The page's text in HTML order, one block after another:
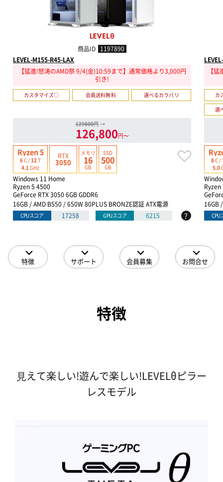
商品ID 1197890
LEVEL-M155-R45-LAX
【猛進!怒涛のAMD祭 9/4(金)10:59まで】通常価格より3,000円
引き!
カスタマイズ○ 会員送料無料 選べるカラバリ
129800円 →
126,800円〜
Ryzen 5
6C /12T
4.1 GHz
RTX
3050
メモリ
16
GB
SSD
500
GB
Windows 11 Home
Ryzen 5 4500
GeForce RTX 3050 6GB GDDR6
16GB / AMD B550 / 650W 80PLUS BRONZE認証 ATX電源
CPUスコア 17258 GPUスコア 6215 ?
【
カ
選
8C /
5.0
Ryzen
16GB
CPU
特徴 サポート 会員募集 お問合せ
特徴
⾒えて楽しい!遊んで楽しい!LEVELθピラー
レスモデル